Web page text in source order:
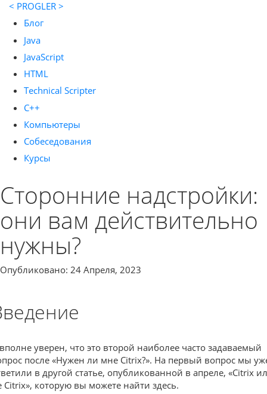
< PROGLER >
Блог
Java
JavaScript
HTML
Technical Scripter
C++
Компьютеры
Собеседования
Курсы
Сторонние надстройки:
они вам действительно
нужны?
Опубликовано: 24 Апреля, 2023
уверен, что это второй наиболее часто задаваемый
после «Нужен ли мне Citrix?». На первый вопрос мы
в другой статье, опубликованной в апреле, «Citrix
Citrix», которую вы можете найти здесь.